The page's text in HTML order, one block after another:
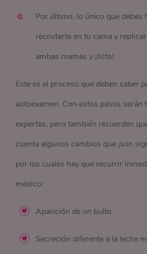
Por último, lo único que debes
recostarte en tu cama y
ambas mamas y ¡listo!
Este es el proceso que deben saber
autoexamen. Con estos pasos serán
expertas, pero también recuerden
cuenta algunos cambios que ¡son
por los cuales hay que recurrir
médico:
Aparición de un bulto.
Secreción diferente a la leche